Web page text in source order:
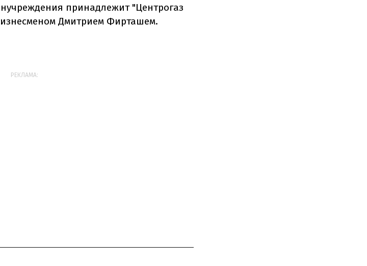
принадлежит "Центрогаз
Дмитрием Фирташем.
РЕКЛАМА: